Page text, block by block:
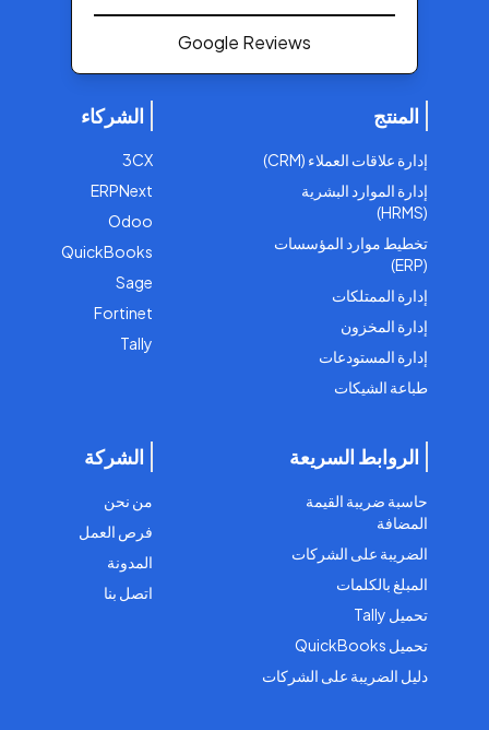
Google Reviews
المنتج
إدارة علاقات العملاء (CRM)
إدارة الموارد البشرية
(HRMS)
تخطيط موارد المؤسسات
(ERP)
إدارة الممتلكات
إدارة المخزون
إدارة المستودعات
طباعة الشيكات
الشركاء
3CX
ERPNext
Odoo
QuickBooks
Sage
Fortinet
Tally
الروابط السريعة
حاسبة ضريبة القيمة
المضافة
الضريبة على الشركات
المبلغ بالكلمات
تحميل Tally
تحميل QuickBooks
دليل الضريبة على الشركات
الشركة
من نحن
فرص العمل
المدونة
اتصل بنا